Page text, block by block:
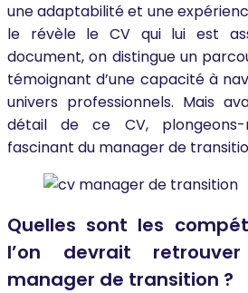
une adaptabilité et une
le révèle le CV qui lui est
document, on distingue un
témoignant d’une capacité à
univers professionnels. Mais
détail de ce CV, plongeons-
fascinant du manager de
Quelles sont les
l’on devrait
manager de transition ?